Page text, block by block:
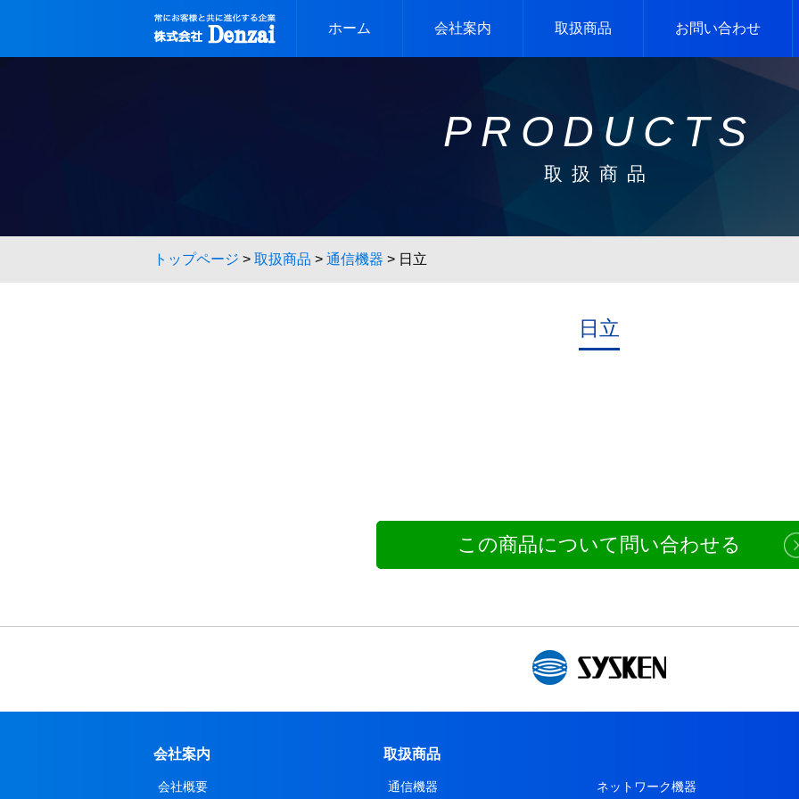
ホーム 会社案内 取扱商品 お問い合わせ
PRODUCTS
取扱商品
トップページ > 取扱商品 > 通信機器 > 日立
日立
この商品について問い合わせる
会社案内
会社概要
取扱商品
通信機器 ネットワーク機器